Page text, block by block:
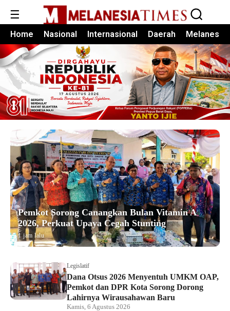
☰
Home Nasional Internasional Daerah Melanesia
Pemkot Sorong Canangkan Bulan Vitamin A
2026, Perkuat Upaya Cegah Stunting
1 jam lalu
Legislatif
Dana Otsus 2026 Menyentuh UMKM OAP,
Pemkot dan DPR Kota Sorong Dorong
Lahirnya Wirausahawan Baru
Kamis, 6 Agustus 2026